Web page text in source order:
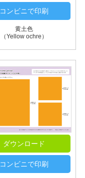
コンビニで印刷
黄土色
（Yellow ochre）
ダウンロード
コンビニで印刷